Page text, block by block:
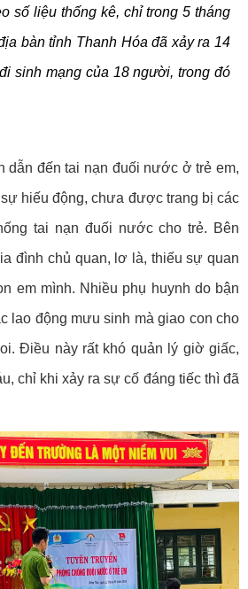
số liệu thống kê, chỉ trong 5 tháng
bàn tỉnh Thanh Hóa đã xảy ra 14
sinh mạng của 18 người, trong đó
dẫn đến tai nạn đuối nước ở trẻ em,
hiếu động, chưa được trang bị các
tai nạn đuối nước cho trẻ. Bên
đình chủ quan, lơ là, thiếu sự quan
em mình. Nhiều phụ huynh do bận
lao động mưu sinh mà giao con cho
Điều này rất khó quản lý giờ giấc,
chỉ khi xảy ra sự cố đáng tiếc thì đã